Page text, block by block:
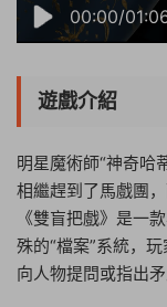
00:00/
遊戲介紹
明星魔術師“神奇哈
相繼趕到了馬戲團
《雙盲把戲》是一
殊的“檔案”系統，
向人物提問或指出